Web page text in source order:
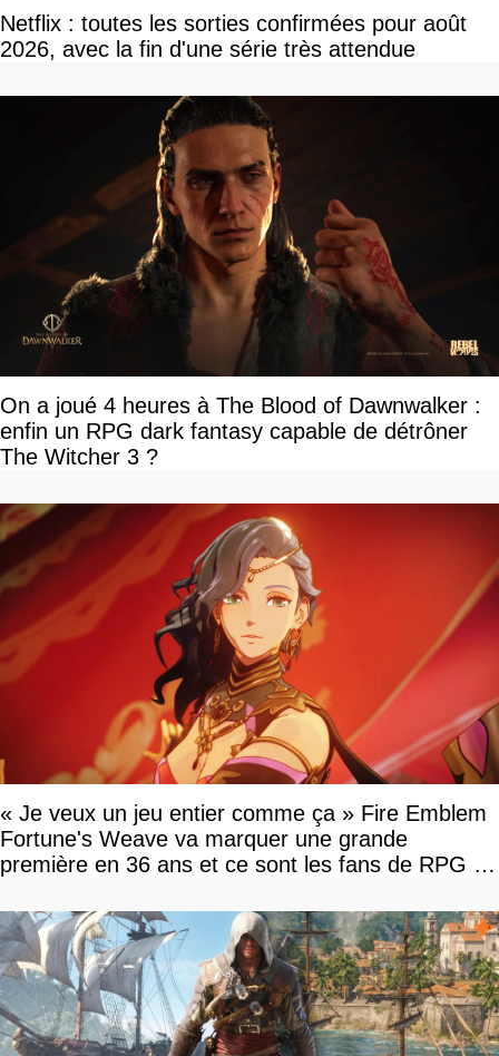
Netflix : toutes les sorties confirmées pour août
2026, avec la fin d'une série très attendue
On a joué 4 heures à The Blood of Dawnwalker :
enfin un RPG dark fantasy capable de détrôner
The Witcher 3 ?
« Je veux un jeu entier comme ça » Fire Emblem
Fortune's Weave va marquer une grande
première en 36 ans et ce sont les fans de RPG en